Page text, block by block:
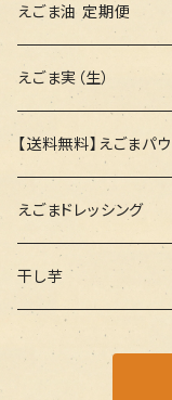
100g
47g
えごま油 定期便
100g
47g
えごま実（生）
【送料無料】えごまパ
えごまドレッシング
干し芋